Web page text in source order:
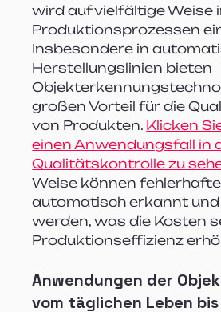
wird auf vielfältige Weise
Produktionsprozessen
Insbesondere in
Herstellungslinien bieten
großen Vorteil für die
von Produkten. Klicken
einen Anwendungsfall in
Qualitätskontrolle zu
Weise können
automatisch erkannt
werden, was die Kosten
Produktionseffizienz
Anwendungen der
vom täglichen Leben